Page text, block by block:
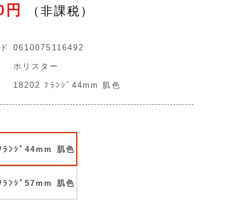
円
0610075116492
ホリスター
18202 ﾌﾗﾝｼﾞ44mm 肌色
ﾗﾝｼﾞ44mm 肌色
ﾗﾝｼﾞ57mm 肌色